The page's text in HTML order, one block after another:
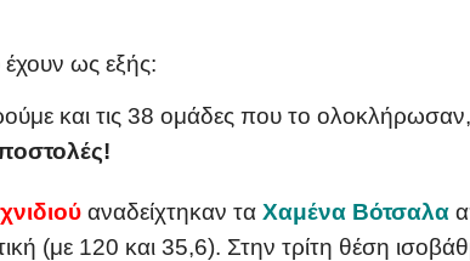
έχουν ως εξής:
και τις 38 ομάδες που το
αναδείχτηκαν τα Χαμένα Βότσαλα
(με 120 και 35,6). Στην τρίτη θέση